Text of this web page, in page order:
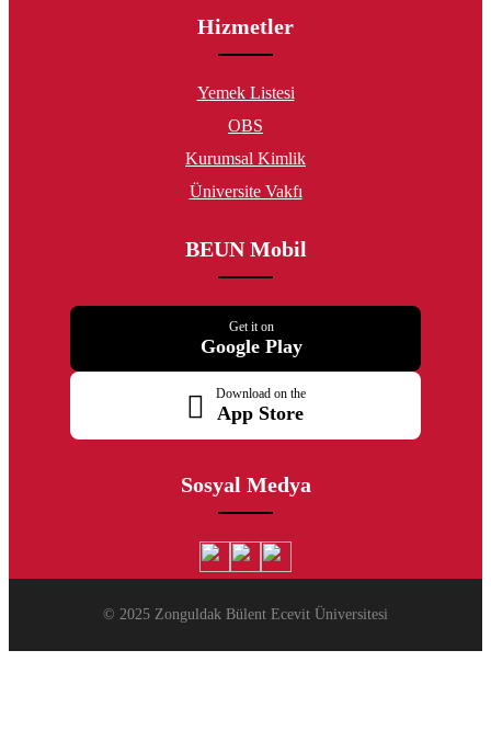
Hizmetler
Yemek Listesi
OBS
Kurumsal Kimlik
Üniversite Vakfı
BEUN Mobil
Get it on
Google Play
Download on the
App Store
Sosyal Medya
© 2025 Zonguldak Bülent Ecevit Üniversitesi